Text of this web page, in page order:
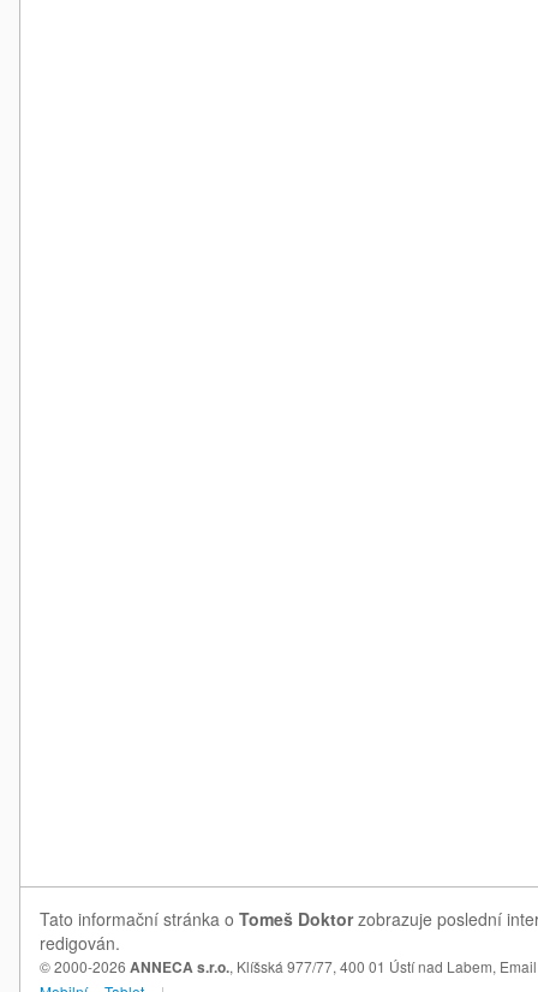
Tato informační stránka o Tomeš Doktorzobrazuje poslední
redigován.
© 2000-2026 ANNECA s.r.o., Klíšská 977/77, 400 01 Ústí nad Labem,